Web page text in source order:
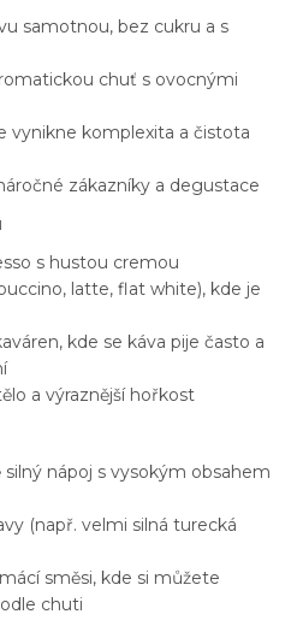
samotnou, bez cukru a s
chuť s ovocnými
vynikne komplexita a čistota
zákazníky a degustace
s hustou cremou
latte, flat white), kde je
kde se káva pije často a
a výraznější hořkost
nápoj s vysokým obsahem
(např. velmi silná turecká
směsi, kde si můžete
chuti